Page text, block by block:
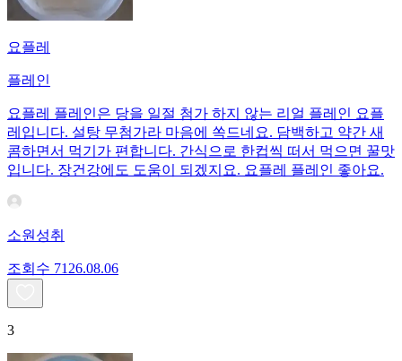
요플레
플레인
요플레 플레인은 당을 일절 첨가 하지 않는 리얼 플레인 요플
레입니다. 설탕 무첨가라 마음에 쏙드네요. 담백하고 약간 새
콤하면서 먹기가 편합니다. 간식으로 한컵씩 떠서 먹으면 꿀맛
입니다. 장건강에도 도움이 되겠지요. 요플레 플레인 좋아요.
소원성취
조회수 71 26.08.06
3